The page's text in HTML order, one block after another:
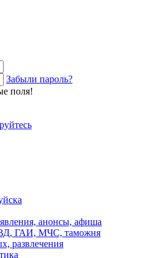
Забыли пароль?
поля!
анонсы, афиша
ГАИ, МЧС, таможня
развлечения